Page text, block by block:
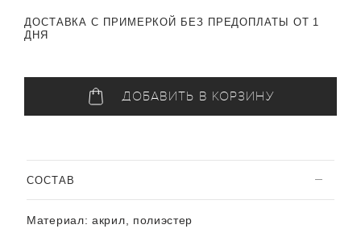
ДОСТАВКА С ПРИМЕРКОЙ БЕЗ ПРЕДОПЛАТЫ ОТ 1
ДНЯ
ДОБАВИТЬ В КОРЗИНУ
CОСТАВ
Материал: акрил, полиэстер